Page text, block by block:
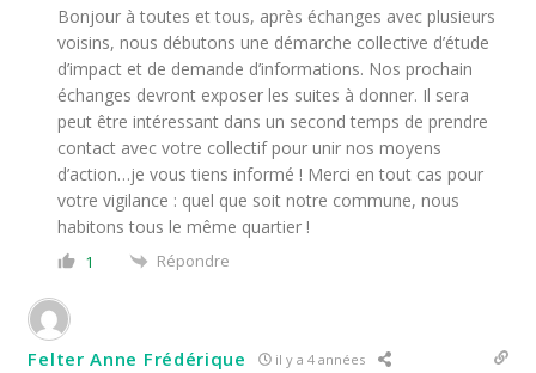
Bonjour à toutes et tous, après échanges avec plusieurs
voisins, nous débutons une démarche collective d’étude
d’impact et de demande d’informations. Nos prochain
échanges devront exposer les suites à donner. Il sera
peut être intéressant dans un second temps de prendre
contact avec votre collectif pour unir nos moyens
d’action…je vous tiens informé ! Merci en tout cas pour
votre vigilance : quel que soit notre commune, nous
habitons tous le même quartier !
1 Répondre
Felter Anne Frédérique il y a 4 années